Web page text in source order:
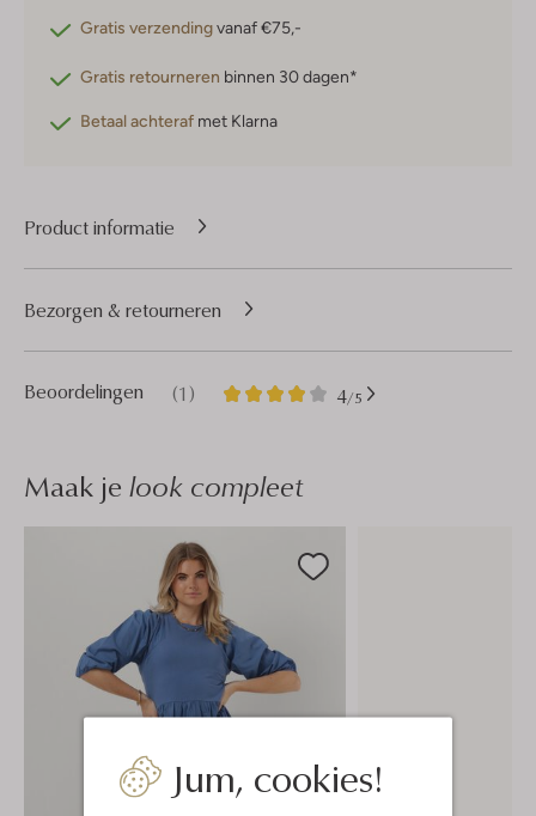
Jum, cookies!
Gratis verzendingvanaf €75,-
Gratis retourneren binnen 30 dagen*
Betaal achteraf met Klarna
Product informatie
Beoordelingen (1) 4/5
1
4
Bezorgen & retourneren
Maak je look compleet